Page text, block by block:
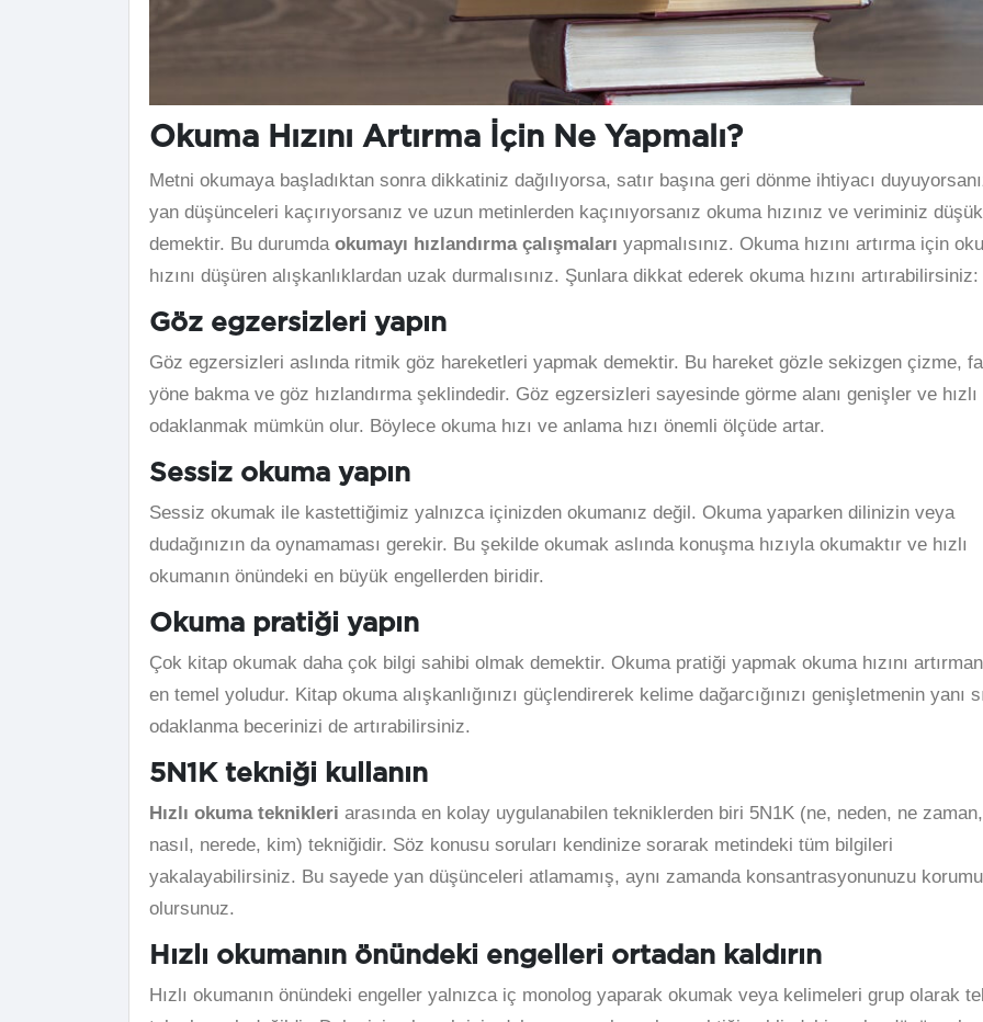
Okuma Hızını Artırma İçin Ne Yapmalı?
Metni okumaya başladıktan sonra dikkatiniz dağılıyorsa, satır başına geri dönme ihtiyacı
yan düşünceleri kaçırıyorsanız ve uzun metinlerden kaçınıyorsanız okuma hızınız ve veriminiz düşük
demektir. Bu durumda okumayı hızlandırma çalışmaları yapmalısınız. Okuma hızını artırma için
hızını düşüren alışkanlıklardan uzak durmalısınız. Şunlara dikkat ederek okuma hızını artırabilirsiniz:
Göz egzersizleri yapın
Göz egzersizleri aslında ritmik göz hareketleri yapmak demektir. Bu hareket gözle sekizgen çizme,
yöne bakma ve göz hızlandırma şeklindedir. Göz egzersizleri sayesinde görme alanı genişler ve hızlı
odaklanmak mümkün olur. Böylece okuma hızı ve anlama hızı önemli ölçüde artar.
Sessiz okuma yapın
Sessiz okumak ile kastettiğimiz yalnızca içinizden okumanız değil. Okuma yaparken dilinizin veya
dudağınızın da oynamaması gerekir. Bu şekilde okumak aslında konuşma hızıyla okumaktır ve hızlı
okumanın önündeki en büyük engellerden biridir.
Okuma pratiği yapın
Çok kitap okumak daha çok bilgi sahibi olmak demektir. Okuma pratiği yapmak okuma hızını
en temel yoludur. Kitap okuma alışkanlığınızı güçlendirerek kelime dağarcığınızı genişletmenin yanı
odaklanma becerinizi de artırabilirsiniz.
5N1K tekniği kullanın
Hızlı okuma teknikleri arasında en kolay uygulanabilen tekniklerden biri 5N1K (ne, neden, ne zaman,
nasıl, nerede, kim) tekniğidir. Söz konusu soruları kendinize sorarak metindeki tüm bilgileri
yakalayabilirsiniz. Bu sayede yan düşünceleri atlamamış, aynı zamanda konsantrasyonunuzu
olursunuz.
Hızlı okumanın önündeki engelleri ortadan kaldırın
Hızlı okumanın önündeki engeller yalnızca iç monolog yaparak okumak veya kelimeleri grup olarak